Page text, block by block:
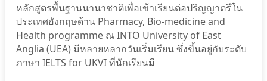
หลักสูตรพื้นฐานนานาชาติเพื่อเข้าเรียนต่อปริญญาตรีใน
ประเทศอังกฤษด้าน Pharmacy, Bio-medicine and
Health programme ณ INTO University of East
Anglia (UEA) มีหลายหลากวันเริ่มเรียน ซึ่งขึ้นอยู่กับระดับ
ภาษา IELTS for UKVI ที่นักเรียนมี